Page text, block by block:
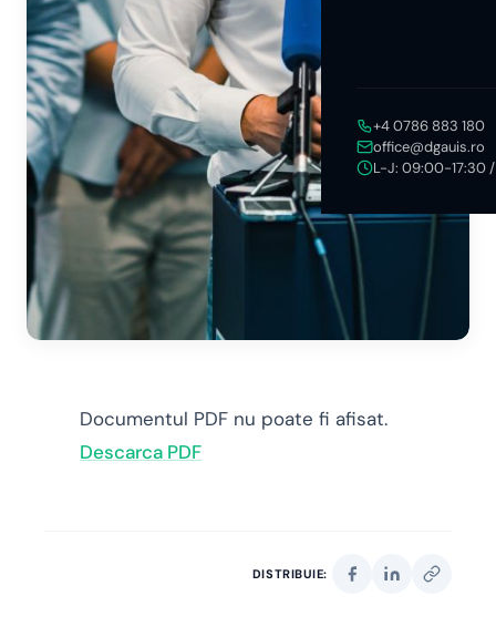
+4 0786 883 180
office@dgauis.ro
L-J: 09:00-17:30
Documentul PDF nu poate fi afisat.
Descarca PDF
DISTRIBUIE: